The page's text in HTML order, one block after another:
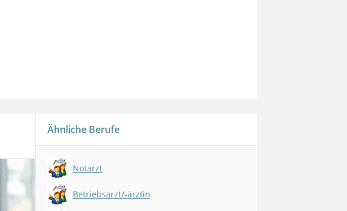
Ähnliche Berufe
Notarzt
Betriebsarzt/-ärztin